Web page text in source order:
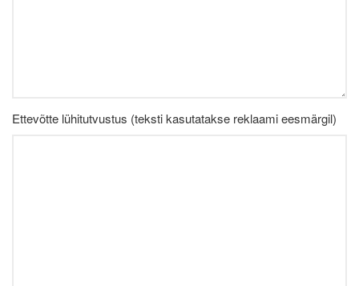
Ettevõtte lühitutvustus (teksti kasutatakse reklaami eesmärgil)